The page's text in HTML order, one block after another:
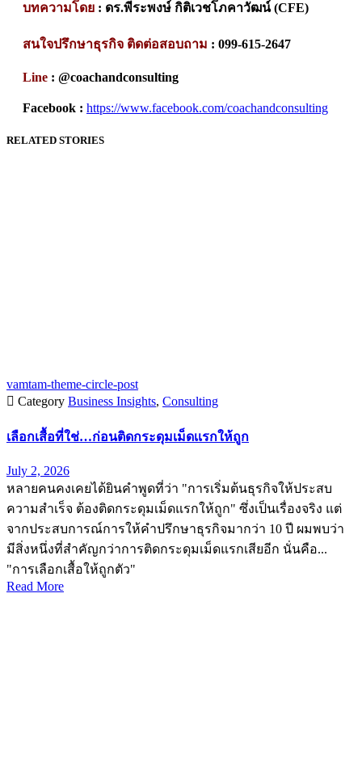
บทความโดย : ดร.พีระพงษ์ กิติเวชโภคาวัฒน์ (CFE)
สนใจปรึกษาธุรกิจ ติดต่อสอบถาม : 099-615-2647
Line : @coachandconsulting
Facebook : https://www.facebook.com/coachandconsulting
RELATED STORIES
vamtam-theme-circle-post
 Category Business Insights, Consulting
เลือกเสื้อที่ใช่…ก่อนติดกระดุมเม็ดเเรกให้ถูก
July 2, 2026
หลายคนคงเคยได้ยินคำพูดที่ว่า "การเริ่มต้นธุรกิจให้ประสบ
ความสำเร็จ ต้องติดกระดุมเม็ดแรกให้ถูก" ซึ่งเป็นเรื่องจริง แต่
จากประสบการณ์การให้คำปรึกษาธุรกิจมากว่า 10 ปี ผมพบว่า
มีสิ่งหนึ่งที่สำคัญกว่าการติดกระดุมเม็ดแรกเสียอีก นั่นคือ...
"การเลือกเสื้อให้ถูกตัว"
Read More